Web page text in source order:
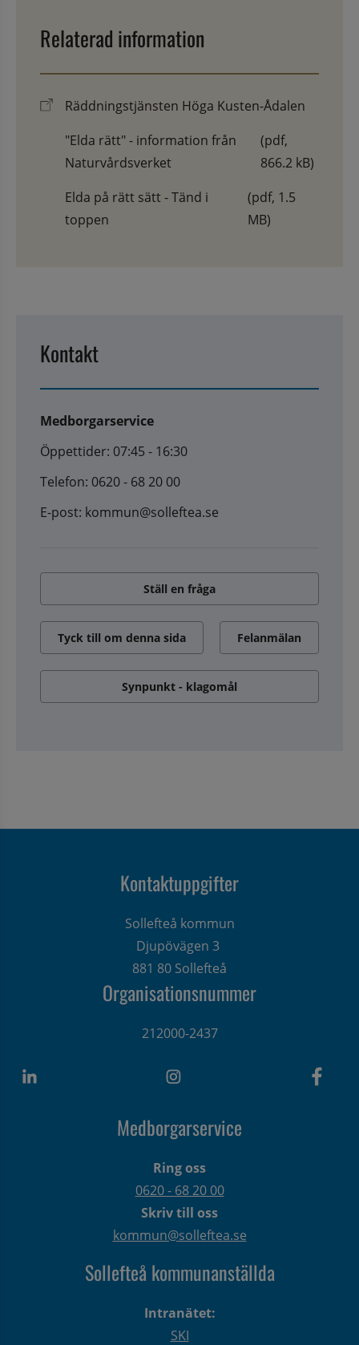
Relaterad information
Räddningstjänsten Höga Kusten-Ådalen
"Elda rätt" - information från
Naturvårdsverket
(pdf,
866.2 kB)
Elda på rätt sätt - Tänd i
toppen
(pdf, 1.5
MB)
Kontakt
Medborgarservice
Öppettider: 07:45 - 16:30
Telefon: 0620 - 68 20 00
E-post: kommun@solleftea.se
Ställ en fråga
Tyck till om denna sida Felanmälan
Synpunkt - klagomål
Kontaktuppgifter
Sollefteå kommun
Djupövägen 3
881 80 Sollefteå
Organisationsnummer
212000-2437
Medborgarservice
Ring oss
0620 - 68 20 00
Skriv till oss
kommun@solleftea.se
Sollefteå kommunanställda
Intranätet:
SKI